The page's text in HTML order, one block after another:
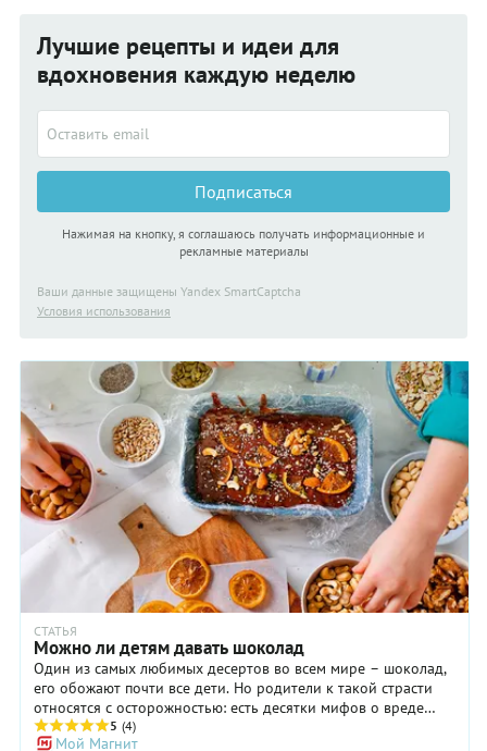
Лучшие рецепты и идеи для
вдохновения каждую неделю
Подписаться
Нажимая на кнопку, я соглашаюсь получать информационные и
рекламные материалы
Ваши данные защищены Yandex SmartCaptcha
Условия использования
СТАТЬЯ
Можно ли детям давать шоколад
Один из самых любимых десертов во всем мире – шоколад,
его обожают почти все дети. Но родители к такой страсти
относятся с осторожностью: есть десятки мифов о вреде
шоколада для детского организма. Правдивы ли они? Юлия
5 (4)
Мой Магнит